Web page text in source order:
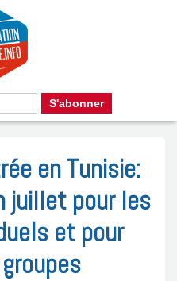
en Tunisie:
juillet pour les
et pour